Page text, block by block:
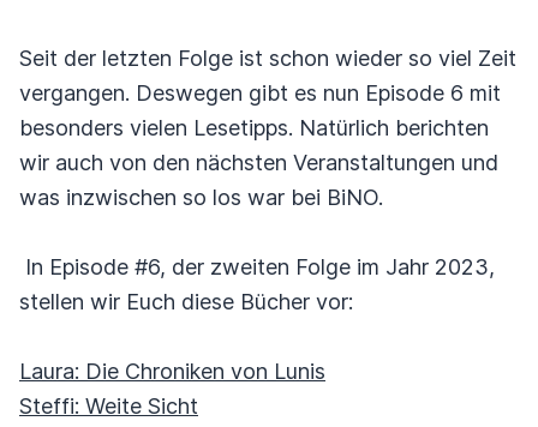
Seit der letzten Folge ist schon wieder so viel Zeit
vergangen. Deswegen gibt es nun Episode 6 mit
besonders vielen Lesetipps. Natürlich berichten
wir auch von den nächsten Veranstaltungen und
was inzwischen so los war bei BiNO.
In Episode #6, der zweiten Folge im Jahr 2023,
stellen wir Euch diese Bücher vor:
Laura: Die Chroniken von Lunis
Steffi: Weite Sicht